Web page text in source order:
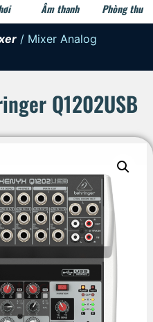
Âm thanh Phòng thu
/ Mixer Analog
Q1202USB